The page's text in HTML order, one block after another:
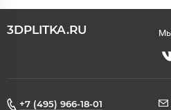
3DPLITKA.RU
+7 (495) 966-18-01